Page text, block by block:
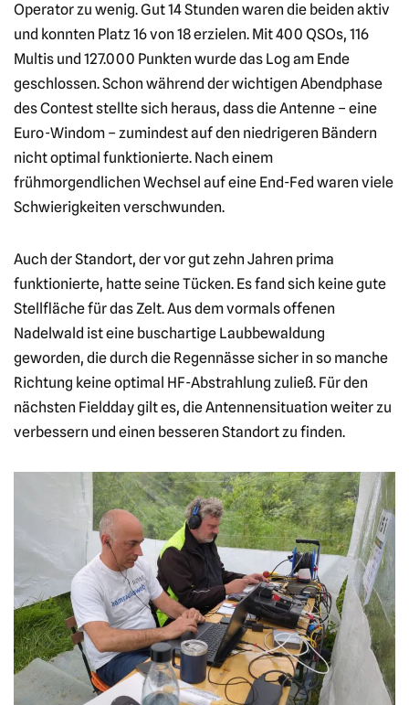
Operator zu wenig. Gut 14 Stunden waren die beiden aktiv
und konnten Platz 16 von 18 erzielen. Mit 400 QSOs, 116
Multis und 127.000 Punkten wurde das Log am Ende
geschlossen. Schon während der wichtigen Abendphase
des Contest stellte sich heraus, dass die Antenne – eine
Euro-Windom – zumindest auf den niedrigeren Bändern
nicht optimal funktionierte. Nach einem
frühmorgendlichen Wechsel auf eine End-Fed waren viele
Schwierigkeiten verschwunden.
Auch der Standort, der vor gut zehn Jahren prima
funktionierte, hatte seine Tücken. Es fand sich keine gute
Stellfläche für das Zelt. Aus dem vormals offenen
Nadelwald ist eine buschartige Laubbewaldung
geworden, die durch die Regennässe sicher in so manche
Richtung keine optimal HF-Abstrahlung zuließ. Für den
nächsten Fieldday gilt es, die Antennensituation weiter zu
verbessern und einen besseren Standort zu finden.